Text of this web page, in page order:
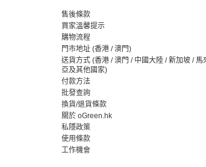
售後條款
買家溫馨提示
購物流程
門市地址 (香港 / 澳門)
送貨方式 (香港 / 澳門 / 中國大陸 / 新加坡 / 馬
亞及其他國家)
付款方法
批發查詢
換貨/退貨條款
關於 oGreen.hk
私隱政策
使用條款
工作機會